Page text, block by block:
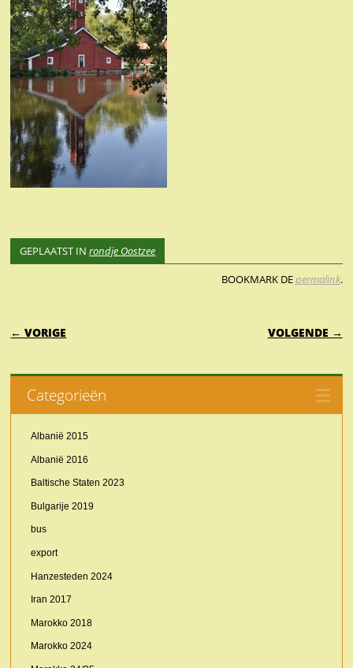
GEPLAATST INrondje Oostzee
BOOKMARK DEpermalink.
BERICHTNAVIGATIE
← VORIGE VOLGENDE →
Categorieën
Albanië 2015
Albanië 2016
Baltische Staten 2023
Bulgarije 2019
bus
export
Hanzesteden 2024
Iran 2017
Marokko 2018
Marokko 2024